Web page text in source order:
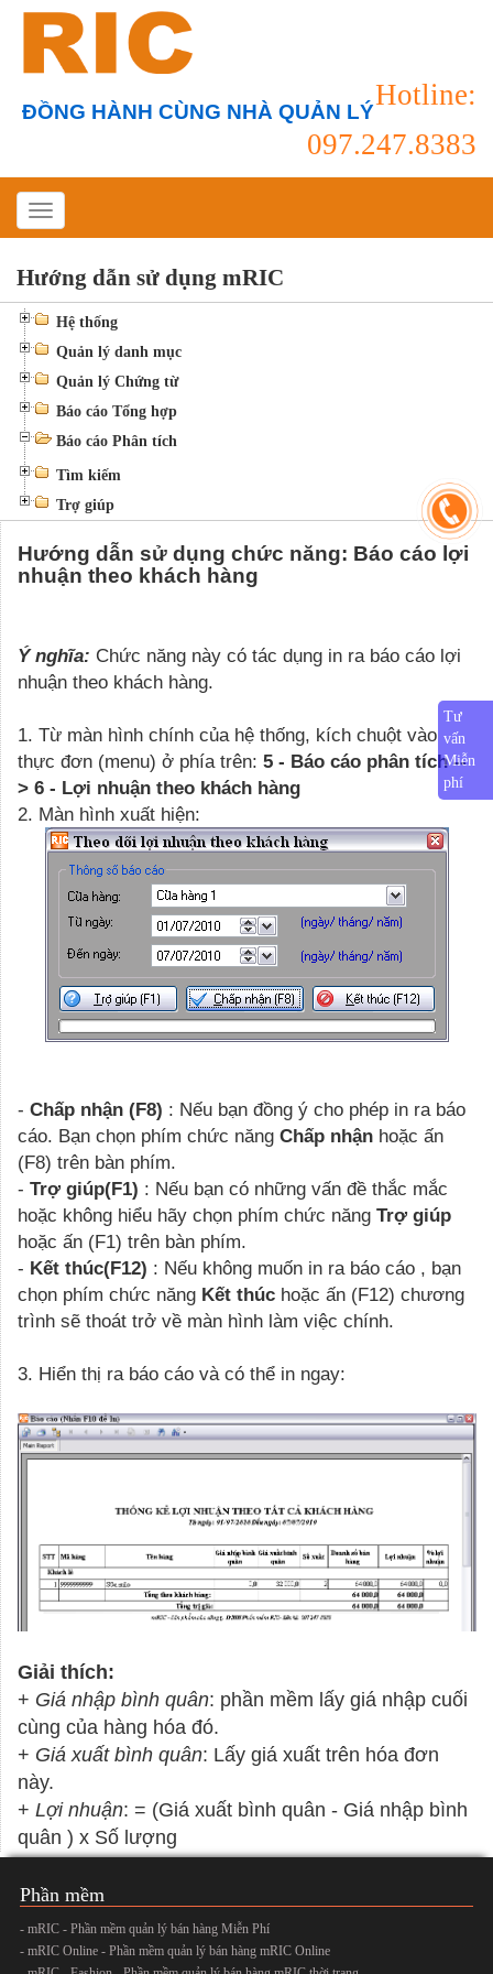
ĐỒNG HÀNH CÙNG NHÀ QUẢN LÝ
Hotline:
097.247.8383
Hướng dẫn sử dụng mRIC
Hệ thống
Quản lý danh mục
Quản lý Chứng từ
Báo cáo Tổng hợp
Báo cáo Phân tích
Tìm kiếm
Trợ giúp
Hướng dẫn sử dụng chức năng: Báo cáo lợi
nhuận theo khách hàng
Ý nghĩa: Chức năng này có tác dụng in ra báo cáo lợi
nhuận theo khách hàng.
1. Từ màn hình chính của hệ thống, kích chuột vào
thực đơn (menu) ở phía trên: 5 - Báo cáo phân tích--
> 6 - Lợi nhuận theo khách hàng
2. Màn hình xuất hiện:
- Chấp nhận (F8) : Nếu bạn đồng ý cho phép in ra báo
cáo. Bạn chọn phím chức năng Chấp nhận hoặc ấn
(F8) trên bàn phím.
- Trợ giúp(F1) : Nếu bạn có những vấn đề thắc mắc
hoặc không hiểu hãy chọn phím chức năng Trợ giúp
hoặc ấn (F1) trên bàn phím.
- Kết thúc(F12) : Nếu không muốn in ra báo cáo , bạn
chọn phím chức năng Kết thúc hoặc ấn (F12) chương
trình sẽ thoát trở về màn hình làm việc chính.
3. Hiển thị ra báo cáo và có thể in ngay:
Giải thích:
+ Giá nhập bình quân: phần mềm lấy giá nhập cuối
cùng của hàng hóa đó.
+ Giá xuất bình quân: Lấy giá xuất trên hóa đơn
này.
+ Lợi nhuận: = (Giá xuất bình quân - Giá nhập bình
quân ) x Số lượng
Phần mềm
- mRIC - Phần mềm quản lý bán hàng Miễn Phí
- mRIC Online - Phần mềm quản lý bán hàng mRIC Online
Tư
vấn
Miễn
phí